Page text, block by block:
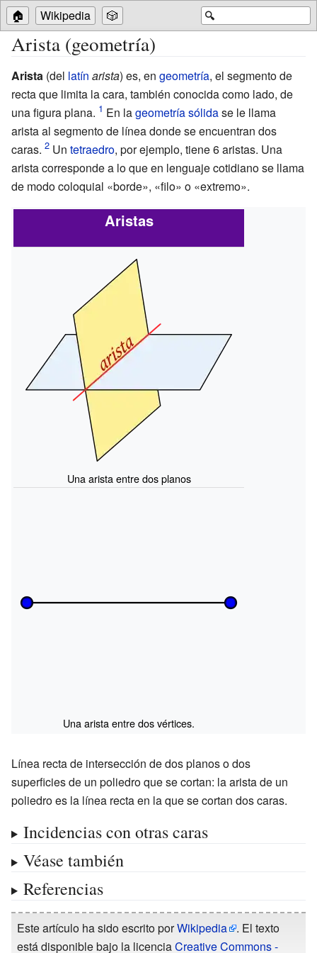
🔍
🏠 Wikipedia 🎲
Arista (geometría)
Arista (del latín arista) es, en geometría, el segmento de
recta que limita la cara, también conocida como lado, de
una figura plana.
En lageometría sólidase le llama
arista al segmento de línea donde se encuentran dos
caras.
Untetraedro, por ejemplo, tiene 6 aristas. Una
arista corresponde a lo que en lenguaje cotidiano se llama
de modo coloquial «borde», «filo» o «extremo».
Aristas
Una arista entre dos planos
Una arista entre dos vértices.
Línea recta de intersección de dos planos o dos
superficies de un poliedro que se cortan: la arista de un
poliedro es la línea recta en la que se cortan dos caras.
Incidencias con otras caras
Véase también
Referencias
Este artículo ha sido escrito porWikipedia
. El texto
está disponible bajo la licenciaCreative Commons -